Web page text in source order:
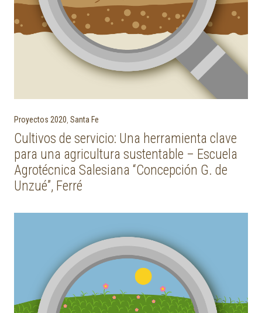
Proyectos 2020 Santa Fe
Cultivos de servicio: Una herramienta clave
para una agricultura sustentable – Escuela
Agrotécnica Salesiana “Concepción G. de
Unzué”, Ferré